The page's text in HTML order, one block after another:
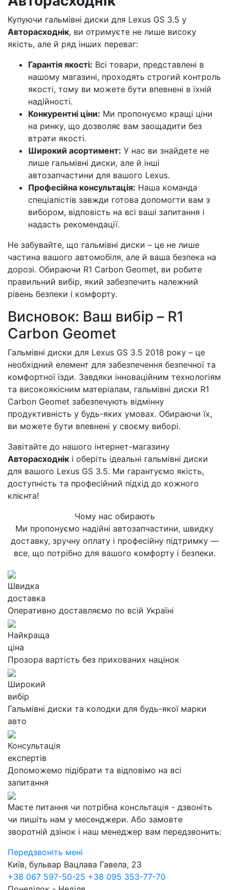
Купуючи гальмівні диски для Lexus GS 3.5 у
Авторасходнік, ви отримуєте не лише високу
якість, але й ряд інших переваг:
Гарантія якості: Всі товари, представлені в
нашому магазині, проходять строгий контроль
якості, тому ви можете бути впевнені в їхній
надійності.
Конкурентні ціни: Ми пропонуємо кращі ціни
на ринку, що дозволяє вам заощадити без
втрати якості.
Широкий асортимент: У нас ви знайдете не
лише гальмівні диски, але й інші
автозапчастини для вашого Lexus.
Професійна консультація: Наша команда
спеціалістів завжди готова допомогти вам з
вибором, відповість на всі ваші запитання і
надасть рекомендації.
Не забувайте, що гальмівні диски – це не лише
частина вашого автомобіля, але й ваша безпека на
дорозі. Обираючи R1 Carbon Geomet, ви робите
правильний вибір, який забезпечить належний
рівень безпеки і комфорту.
Висновок: Ваш вибір – R1
Carbon Geomet
Гальмівні диски для Lexus GS 3.5 2018 року – це
необхідний елемент для забезпечення безпечної та
комфортної їзди. Завдяки інноваційним технологіям
та високоякісним матеріалам, гальмівні диски R1
Carbon Geomet забезпечують відмінну
продуктивність у будь-яких умовах. Обираючи їх,
ви можете бути впевнені у своєму виборі.
Завітайте до нашого інтернет-магазину
Авторасходнік і оберіть ідеальні гальмівні диски
для вашого Lexus GS 3.5. Ми гарантуємо якість,
доступність та професійний підхід до кожного
клієнта!
Чому нас обирають
Ми пропонуємо надійні автозапчастини, швидку
доставку, зручну оплату і професійну підтримку —
все, що потрібно для вашого комфорту і безпеки.
Швидка
доставка
Оперативно доставляємо по всій Україні
Найкраща
ціна
Прозора вартість без прихованих націнок
Широкий
вибір
Гальмівні диски та колодки для будь-якої марки
авто
Консультація
експертів
Допоможемо підібрати та відповімо на всі
запитання
Маєте питання чи потрібна консльтація - дзвоніть
чи пишіть нам у месенджери. Або замовте
зворотній дзінок і наш менеджер вам передзвонить:
Передзвоніть мені
Київ, бульвар Вацлава Гавела, 23
+38 067 597-50-25 +38 095 353-77-70